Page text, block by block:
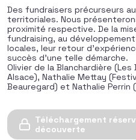
Des fundraisers précurseurs
territoriales. Nous
proximité respective. De la
fundraising, au
locales, leur retour
succès d’une telle démarche.
Olivier de la Blanchardière (Les
Alsace), Nathalie Mettay
Beauregard) et Nathalie Perrin
Téléchargement
découverte